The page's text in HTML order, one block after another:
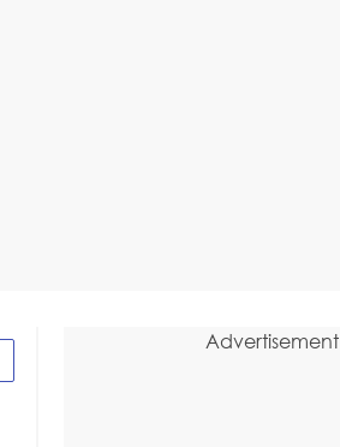
Advertisement